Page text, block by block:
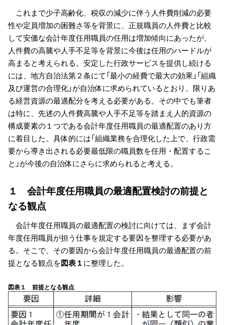
これまで少子高齢化、税収の減少に伴う人件費削減の必要
性や定員増加の困難さ等を背景に、正規職員の人件費と比較
して安価な会計年度任用職員の任用は増加傾向にあったが、
人件費の高騰や人手不足等を背景に今後は任用のハードルが
高まると考えられる。安定した行政サービスを提供し続ける
には、地方自治法第２条にて「最小の経費で最大の効果」「組織
及び運営の合理化」が自治体に求められているとおり、限りあ
る経営資源の最適配分を考える必要がある。その中でも筆者
は特に、先述の人件費高騰や人手不足等を踏まえ人的資源の
構成要素の１つである会計年度任用職員の最適配置のあり方
に着目した。具体的には「組織業務を合理化した上で、行政需
要から導き出される必要最低限の職員数を任用・配置するこ
と」が今後の自治体にさらに求められると考える。
１ 会計年度任用職員の最適配置検討の前提と
なる観点
会計年度任用職員の最適配置の検討に向けては、まず会計
年度任用職員が担う仕事を規定する要因を整理する必要があ
る。そこで、その要因から会計年度任用職員の最適配置の前
提となる観点を図表１に整理した。
図表１ 前提となる観点